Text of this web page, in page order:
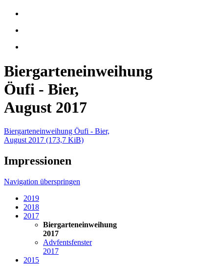
Biergarteneinweihung
Öufi - Bier,
August 2017
Biergarteneinweihung Öufi - Bier,
August 2017 (173,7 KiB)
Impressionen
Navigation überspringen
2019
2018
2017
Biergarteneinweihung
2017
Advfentsfenster
2017
2015